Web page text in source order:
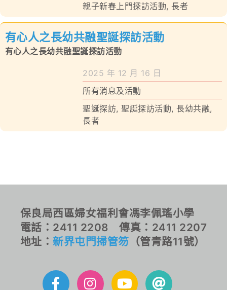
親子新春上門探訪活動,長者
有心人之長幼共融聖誕探訪活動
有心人之長幼共融聖誕探訪活動
2025 年 12 月 16 日
所有消息及活動
聖誕探訪,聖誕探訪活動,長幼共融,
長者
保良局西區婦女福利會馮李佩瑤小學
電話：2411 2208 傳真：2411 2207
地址： 新界屯門掃管笏 （管青路11號）